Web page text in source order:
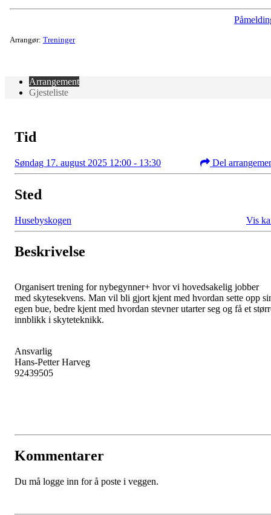
Arrangør: Treninger
Arrangement
Gjesteliste
Tid
Søndag 17. august 2025 12:00 - 13:30 Del
Sted
Husebyskogen Vis
Beskrivelse
Organisert trening for nybegynner+ hvor vi hovedsakelig jobber
med skytesekvens. Man vil bli gjort kjent med hvordan sette opp
egen bue, bedre kjent med hvordan stevner utarter seg og få et
innblikk i skyteteknikk.
Ansvarlig
Hans-Petter Harveg
92439505
Kommentarer
Du må logge inn for å poste i veggen.